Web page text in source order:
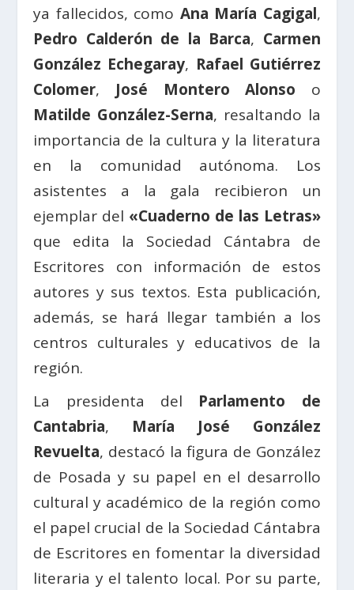
ya fallecidos, como Ana María Cagigal,
Pedro Calderón de la Barca, Carmen
González Echegaray, Rafael Gutiérrez
Colomer, José Montero Alonso o
Matilde González-Serna, resaltando la
importancia de la cultura y la literatura
en la comunidad autónoma. Los
asistentes a la gala recibieron un
ejemplar del «Cuaderno de las Letras»
que edita la Sociedad Cántabra de
Escritores con información de estos
autores y sus textos. Esta publicación,
además, se hará llegar también a los
centros culturales y educativos de la
región.
La presidenta del Parlamento de
Cantabria, María José González
Revuelta, destacó la figura de González
de Posada y su papel en el desarrollo
cultural y académico de la región como
el papel crucial de la Sociedad Cántabra
de Escritores en fomentar la diversidad
literaria y el talento local. Por su parte,